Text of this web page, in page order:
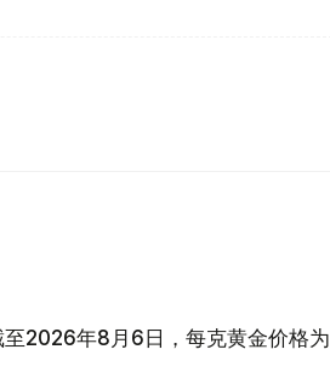
2026年8月6日，每克黄金价格为